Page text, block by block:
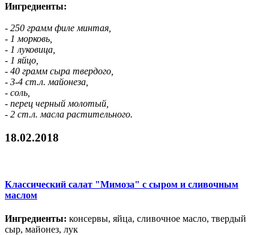
Ингредиенты:
- 250 грамм филе минтая,
- 1 морковь,
- 1 луковица,
- 1 яйцо,
- 40 грамм сыра твердого,
- 3-4 ст.л. майонеза,
- соль,
- перец черный молотый,
- 2 ст.л. масла растительного.
18.02.2018
Классический салат "Мимоза" с сыром и сливочным
маслом
Ингредиенты: консервы, яйца, сливочное масло, твердый
сыр, майонез, лук